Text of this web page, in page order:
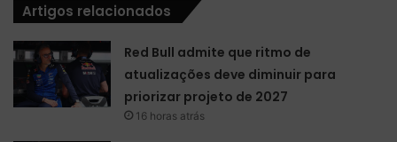
Artigos relacionados
Red Bull admite que ritmo de
atualizações deve diminuir para
priorizar projeto de 2027
16 horas atrás